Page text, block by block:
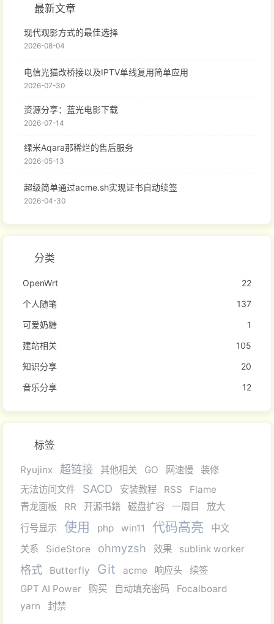
最新文章
现代观影方式的最佳选择
2026-08-04
电信光猫改桥接以及IPTV单线复用简单应用
2026-07-30
资源分享：蓝光电影下载
2026-07-14
绿米Aqara那稀烂的售后服务
2026-05-13
超级简单通过acme.sh实现证书自动续签
2026-04-30
分类
OpenWrt
22
个人随笔
137
可爱奶糖
1
建站相关
105
知识分享
20
音乐分享
12
标签
Ryujinx 超链接 其他相关 GO 网速慢
装修
无法访问文件
SACD 安装教程 RSS
Flame
青龙面板
RR 开源书籍 磁盘扩容 一周目
放大
行号显示
使用 php win11 代码高亮
中文
关系
SideStore ohmyzsh 效果 sublink worker
格式 Butterfly Git acme 响应头
续签
GPT AI Power
购买 自动填充密码
Focalboard
yarn
封禁